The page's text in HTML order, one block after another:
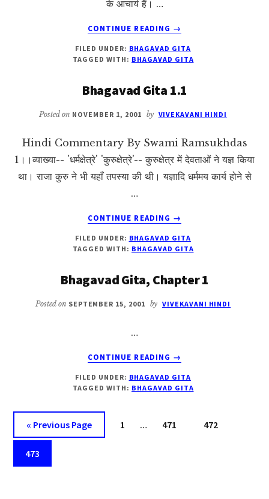
के आचार्य हैं। …
CONTINUE READING
ABOUT
GITA
1.3
→
FILED UNDER: BHAGAVAD GITA
TAGGED WITH: BHAGAVAD GITA
Bhagavad Gita 1.1
Posted on NOVEMBER 1, 2001 by VIVEKAVANI HINDI
Hindi Commentary By Swami Ramsukhdas
1।।व्याख्या-- 'धर्मक्षेत्रे' 'कुरुक्षेत्रे'-- कुरुक्षेत्र में देवताओं ने यज्ञ किया
था। राजा कुरु ने भी यहाँ तपस्या की थी। यज्ञादि धर्ममय कार्य होने से
…
CONTINUE READING
ABOUT
GITA
1.1
→
FILED UNDER: BHAGAVAD GITA
TAGGED WITH: BHAGAVAD GITA
Bhagavad Gita, Chapter 1
Posted on SEPTEMBER 15, 2001 by VIVEKAVANI HINDI
…
CONTINUE READING
ABOUT
GITA,
CHAPTER
→
FILED UNDER: BHAGAVAD GITA
TAGGED WITH: BHAGAVAD GITA
« Go
to
Previous Page Page
1 … Page
471 Page
472
Page
473